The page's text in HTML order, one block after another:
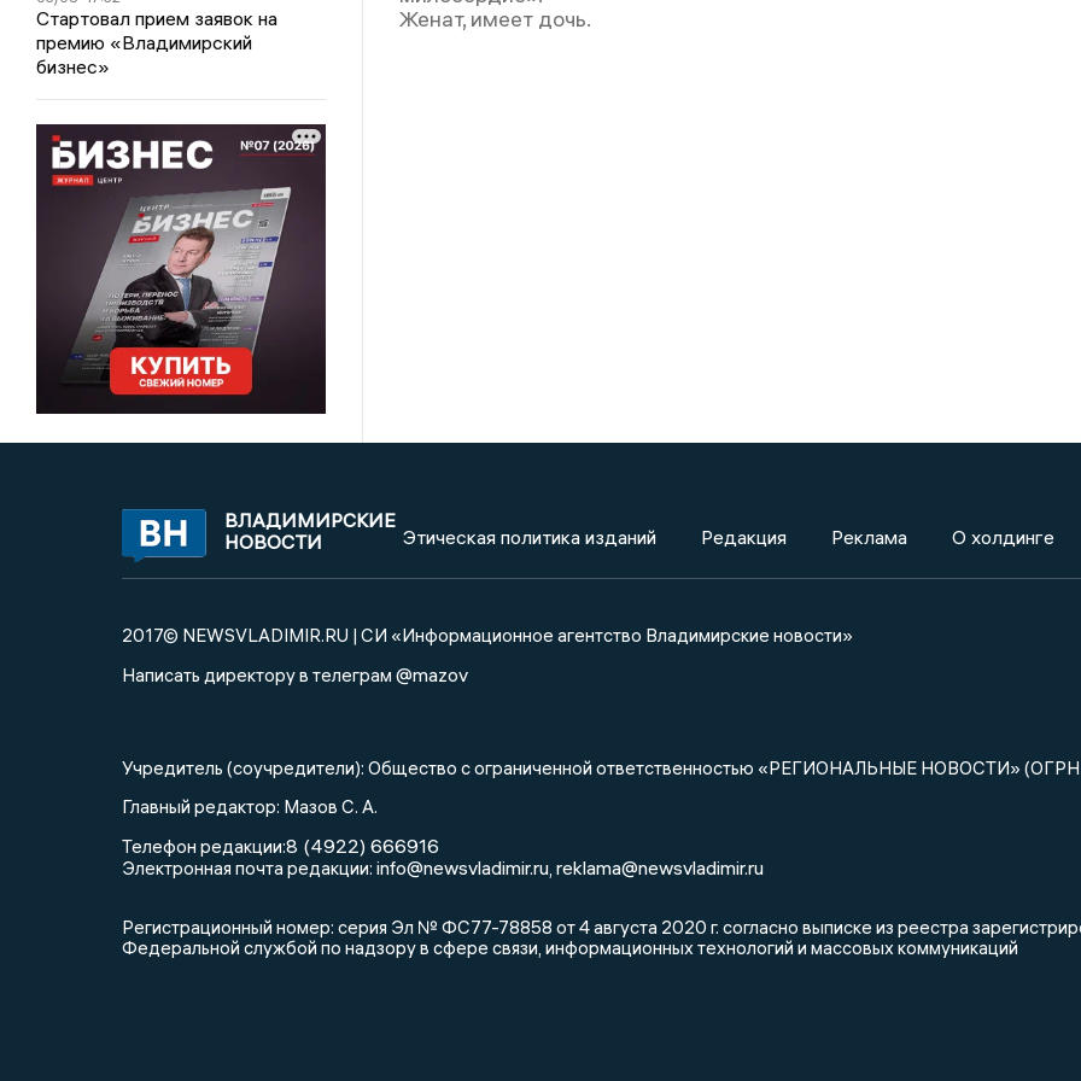
Стартовал прием заявок на
премию «Владимирский
бизнес»
Женат, имеет дочь.
ВЛАДИМИРСКИЕ
НОВОСТИ
Этическая политика изданий Редакция Реклама О холдинге
2017© NEWSVLADIMIR.RU | СИ «Информационное агентство Владимирские новости»
Написать директору в телеграм @mazov
Учредитель (соучредители): Общество с ограниченной ответственностью «РЕГИОНАЛЬНЫЕ НОВОСТИ» (ОГРН
Главный редактор: Мазов С. А.
Телефон редакции:8 (4922) 666916
Электронная почта редакции: info@newsvladimir.ru, reklama@newsvladimir.ru
Регистрационный номер: серия Эл № ФС77-78858 от 4 августа 2020 г. согласно выписке из реестра
Федеральной службой по надзору в сфере связи, информационных технологий и массовых коммуникаций